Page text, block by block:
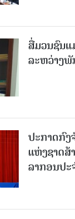
ສື່ມວນຊົນ
ລະຫວ່າງ
ປະກາດກົງ
ແຫ່ງຊາດສ້
ລາກອນປະ